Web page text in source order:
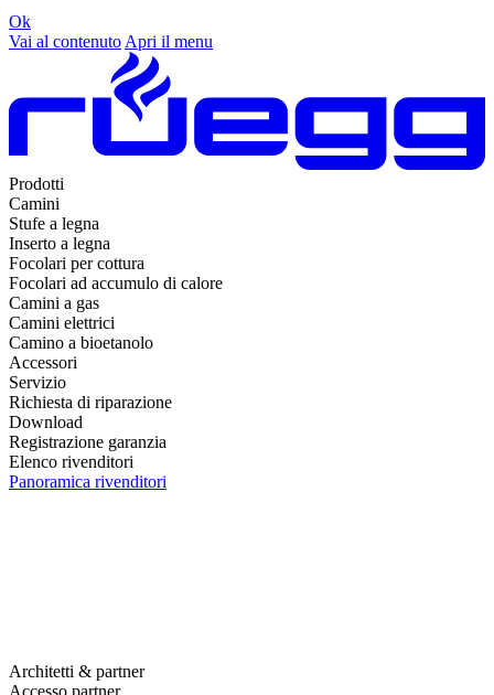
Ok
Vai al contenuto Apri il menu
Prodotti
Camini
Stufe a legna
Inserto a legna
Focolari per cottura
Focolari ad accumulo di calore
Camini a gas
Camini elettrici
Camino a bioetanolo
Accessori
Servizio
Richiesta di riparazione
Download
Registrazione garanzia
Elenco rivenditori
Panoramica rivenditori
Architetti & partner
Accesso partner